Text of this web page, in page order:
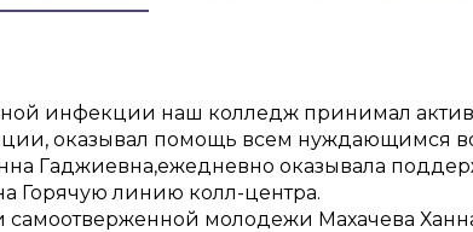
инфекции наш колледж принимал
оказывал помощь всем нуждающимся
Гаджиевна,ежедневно оказывала
Горячую линию колл-центра.
молодежи Махачева